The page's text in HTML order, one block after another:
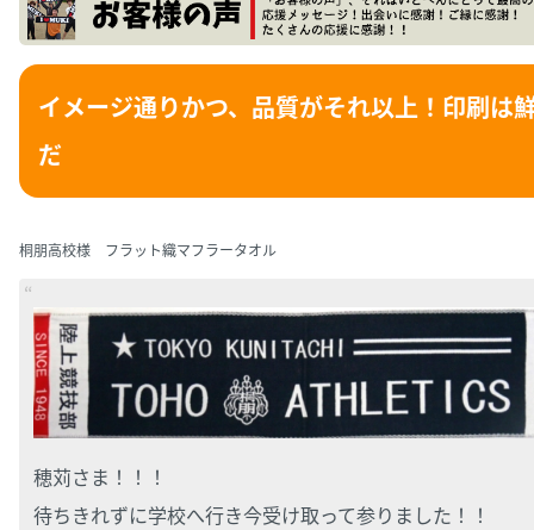
イメージ通りかつ、品質がそれ以上！印刷は
だ
桐朋高校様 フラット織マフラータオル
穂苅さま！！！
待ちきれずに学校へ行き今受け取って参りました！！